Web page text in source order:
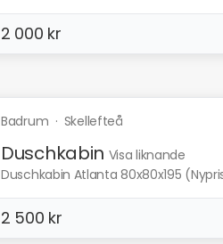
2 000 kr
Badrum · Skellefteå
Duschkabin Visa liknande
Duschkabin Atlanta 80x80x195
2 500 kr